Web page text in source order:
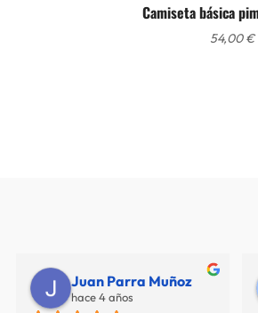
Camiseta básica
54,00€
Juan Parra Muñoz
hace 4 años